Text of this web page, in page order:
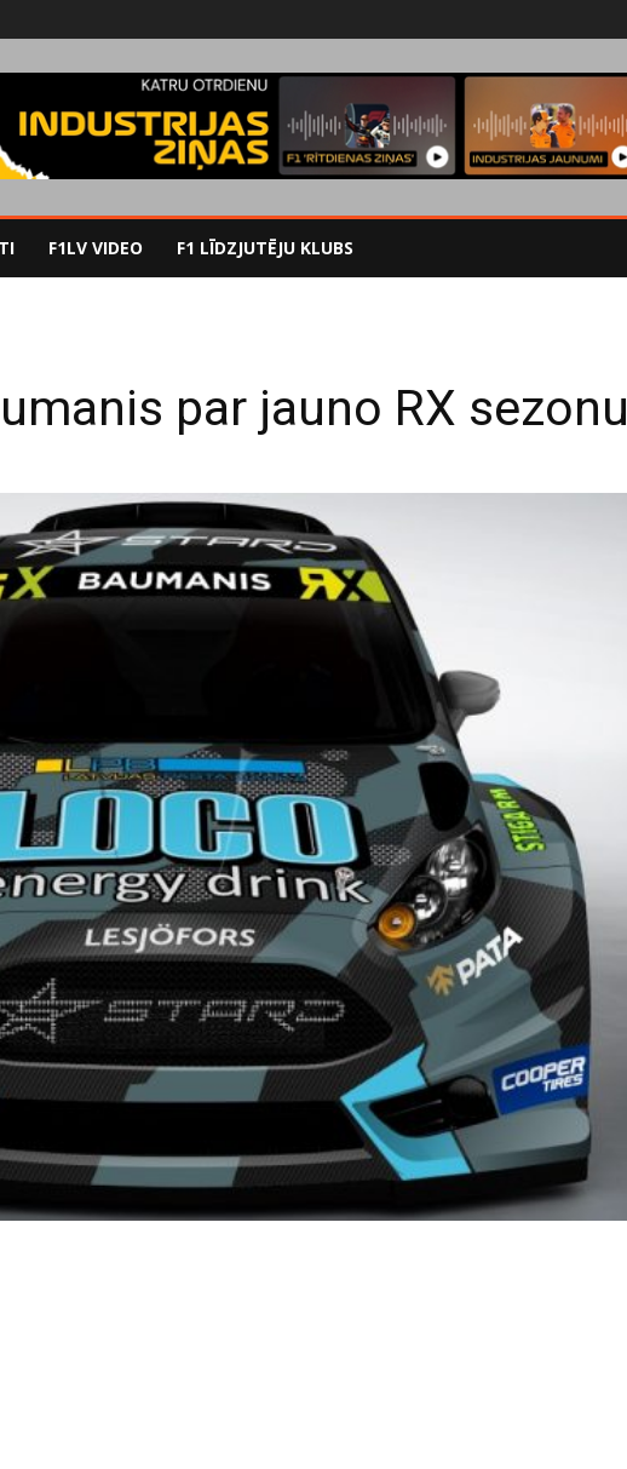
F1LV VIDEO F1 LĪDZJUTĒJU KLUBS
par jauno RX sezonu